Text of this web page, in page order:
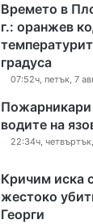
Времето в
г.: оранжев
градуса
07:52ч, петък, 7
Пожарникари
водите на
22:34ч,
Кричим иска
жестоко
Георги